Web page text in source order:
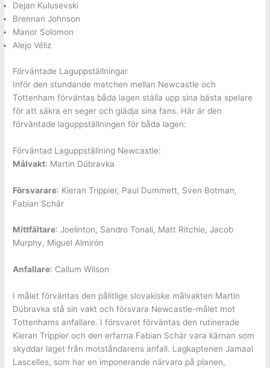
Dejan Kulusevski
Brennan Johnson
Manor Solomon
Alejo Véliz
Förväntade Laguppställningar
Inför den stundande matchen mellan Newcastle och
Tottenham förväntas båda lagen ställa upp sina bästa spelare
för att säkra en seger och glädja sina fans. Här är den
förväntade laguppställningen för båda lagen:
Förväntad Laguppställning Newcastle:
Målvakt: Martin Dúbravka
Försvarare: Kieran Trippier, Paul Dummett, Sven Botman,
Fabian Schär
Mittfältare: Joelinton, Sandro Tonali, Matt Ritchie, Jacob
Murphy, Miguel Almirón
Anfallare: Callum Wilson
I målet förväntas den pålitlige slovakiske målvakten Martin
Dúbravka stå sin vakt och försvara Newcastle-målet mot
Tottenhams anfallare. I försvaret förväntas den rutinerade
Kieran Trippier och den erfarna Fabian Schär vara kärnan som
skyddar laget från motståndarens anfall. Lagkaptenen Jamaal
Lascelles, som har en imponerande närvaro på planen,